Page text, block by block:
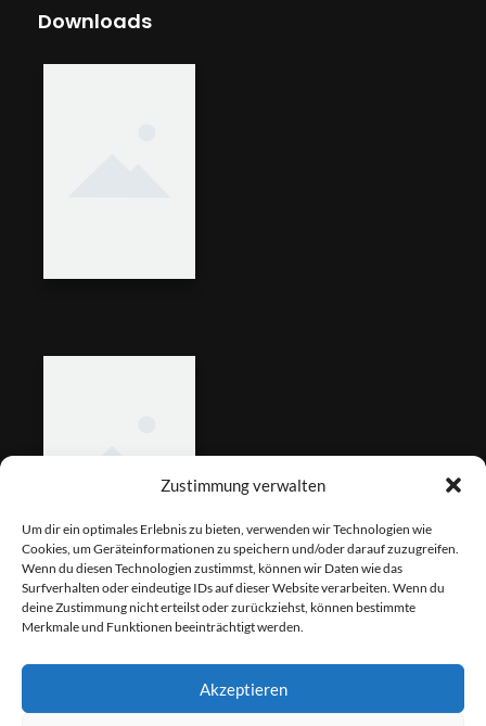
Zustimmung verwalten
Um dir ein optimales Erlebnis zu bieten, verwenden wir Technologien wie
Cookies, um Geräteinformationen zu speichern und/oder darauf zuzugreifen.
Wenn du diesen Technologien zustimmst, können wir Daten wie das
Surfverhalten oder eindeutige IDs auf dieser Website verarbeiten. Wenn du
deine Zustimmung nicht erteilst oder zurückziehst, können bestimmte
Merkmale und Funktionen beeinträchtigt werden.
Akzeptieren
Downloads
Fernwartung